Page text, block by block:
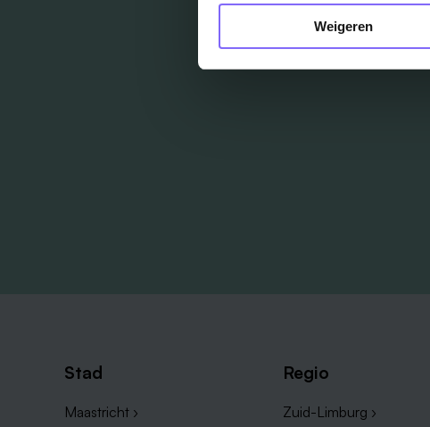
Weigeren
Stad
Maastricht ›
Regio
Zuid-Limburg ›